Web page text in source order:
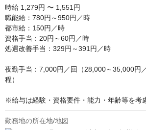
時給 1,279円 〜 1,551円
職能給：780円～950円／時
都市給：150円／時
資格手当：20円～60円／時
処遇改善手当：329円～391円／時
夜勤手当：7,000円／回（28,000～35,000円
程）
※給与は経験・資格要件・能力・年齢等を考
勤務地の所在地/地図